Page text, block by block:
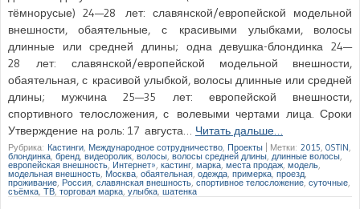
тёмнорусые) 24—28 лет: славянской/европейской модельной
внешности, обаятельные, с красивыми улыбками, волосы
длинные или средней длины; одна девушка-блондинка 24—
28 лет: славянской/европейской модельной внешности,
обаятельная, с красивой улыбкой, волосы длинные или средней
длины; мужчина 25—35 лет: европейской внешности,
спортивного телосложения, с волевыми чертами лица. Сроки
Утверждение на роль: 17 августа… Читать дальше…
Рубрика: Кастинги Международное сотрудничество Проекты Метки: 2015 OSTIN
блондинка бренд ,видеоролик ,волосы ,волосы средней длины длинные волосы
европейская внешность, Интернет» кастинг марка ,места продаж модель
модельная внешность Москва обаятельная одежда примерка, проезд
проживание Россия славянская внешность, спортивное телосложение, суточные
съёмка ТВ ,торговая марка улыбка шатенка